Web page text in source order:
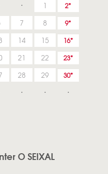
1 2
7 8 9
14 15 16
21 22 23
28 29 30
O SEIXAL